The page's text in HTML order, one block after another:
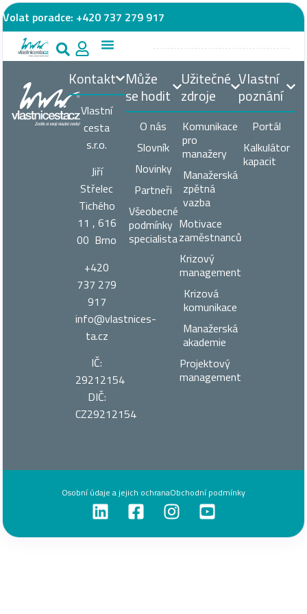
Volat poradce: +420 737 279 917
Může
se hodit
O nás
Slovník
Novinky
Partneři
Všeobecné
podmínky
specialista
Užitečné
zdroje
Komunikace
pro
manažery
Manažerská
zpětná
vazba
Motivace
zaměstnanců
Krizový
management
Krizová
komunikace
Manažerská
akademie
Projektový
management
Vlastní
poznání
Portál
Kalkulátor
kapacit
Kontakt
Vlastní
cesta
s.r.o.
Jiří
Střelec
Tichého
11 , 616
00 Brno
+420
737 279
917
info@vlastnices­
ta.cz
IČ:
29212154
DIČ:
CZ29212154
Osobní údaje a jejich ochranaObchodní podmínky